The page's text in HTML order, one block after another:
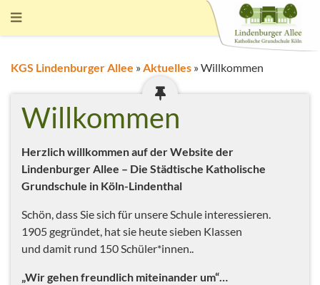
KGS Lindenburger Allee »Aktuelles »Willkommen
Willkommen
Herzlich willkommen auf der Website der
Lindenburger Allee – Die Städtische Katholische
Grundschule in Köln-Lindenthal
Schön, dass Sie sich für unsere Schule interessieren.
1905 gegründet, hat sie heute sieben Klassen
und damit rund 150 Schüler*innen..
„Wir gehen freundlich miteinander um“…